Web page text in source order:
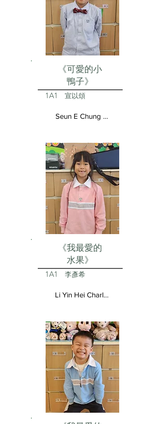
《可愛的小
鴨子》
1A1 宣以頌
Seun E Chung Aston
《我最愛的
水果》
1A1 李彥希
Li Yin Hei Charlotte